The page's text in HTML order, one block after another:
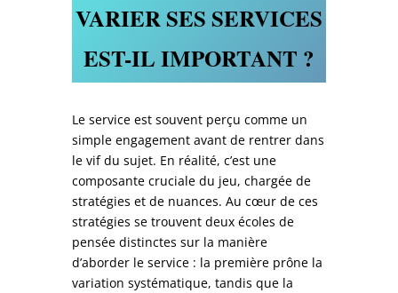
VARIER SES SERVICES
EST-IL IMPORTANT ?
Le service est souvent perçu comme un
simple engagement avant de rentrer dans
le vif du sujet. En réalité, c’est une
composante cruciale du jeu, chargée de
stratégies et de nuances. Au cœur de ces
stratégies se trouvent deux écoles de
pensée distinctes sur la manière
d’aborder le service : la première prône la
variation systématique, tandis que la